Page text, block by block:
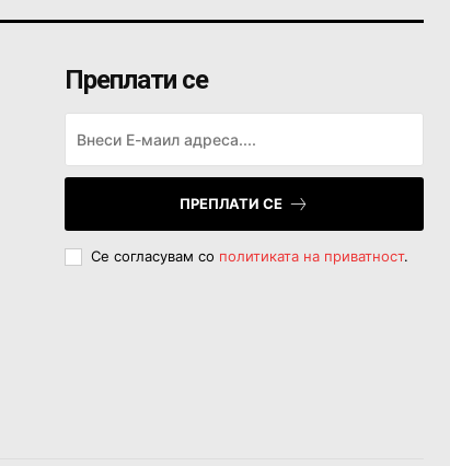
Преплати се
ПРЕПЛАТИ СЕ
Се согласувам со политиката на приватност.